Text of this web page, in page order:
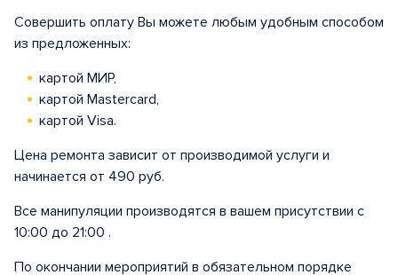
Совершить оплату Вы можете любым удобным способом
из предложенных:
картой МИР,
картой Mastercard,
картой Visa.
Цена ремонта зависит от производимой услуги и
начинается от 490 руб.
Все манипуляции производятся в вашем присутствии с
10:00 до 21:00 .
По окончании мероприятий в обязательном порядке